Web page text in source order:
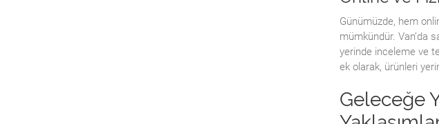
Günümüzde, hem
mümkündür. Van’da
yerinde inceleme ve
ek olarak, ürünleri
Geleceğe